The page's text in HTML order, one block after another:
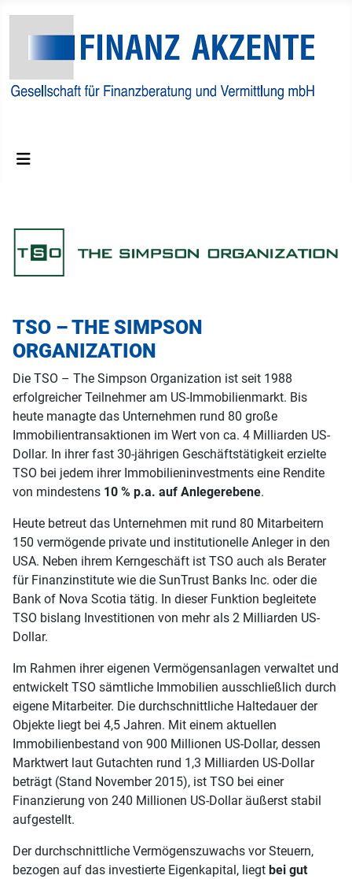
TSO – THE SIMPSON
ORGANIZATION
Die TSO – The Simpson Organization ist seit 1988
erfolgreicher Teilnehmer am US-Immobilienmarkt. Bis
heute managte das Unternehmen rund 80 große
Immobilientransaktionen im Wert von ca. 4 Milliarden US-
Dollar. In ihrer fast 30-jährigen Geschäftstätigkeit erzielte
TSO bei jedem ihrer Immobilieninvestments eine Rendite
von mindestens 10 % p.a. auf Anlegerebene.
Heute betreut das Unternehmen mit rund 80 Mitarbeitern
150 vermögende private und institutionelle Anleger in den
USA. Neben ihrem Kerngeschäft ist TSO auch als Berater
für Finanzinstitute wie die SunTrust Banks Inc. oder die
Bank of Nova Scotia tätig. In dieser Funktion begleitete
TSO bislang Investitionen von mehr als 2 Milliarden US-
Dollar.
Im Rahmen ihrer eigenen Vermögensanlagen verwaltet und
entwickelt TSO sämtliche Immobilien ausschließlich durch
eigene Mitarbeiter. Die durchschnittliche Haltedauer der
Objekte liegt bei 4,5 Jahren. Mit einem aktuellen
Immobilienbestand von 900 Millionen US-Dollar, dessen
Marktwert laut Gutachten rund 1,3 Milliarden US-Dollar
beträgt (Stand November 2015), ist TSO bei einer
Finanzierung von 240 Millionen US-Dollar äußerst stabil
aufgestellt.
Der durchschnittliche Vermögenszuwachs vor Steuern,
bezogen auf das investierte Eigenkapital, liegt bei gut